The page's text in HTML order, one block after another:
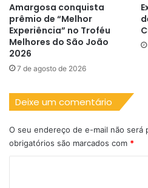
Amargosa conquista
prêmio de “Melhor
Experiência” no Troféu
Melhores do São João
2026
7 de agosto de 2026
Deixe um comentário
O seu endereço de e-mail não será
obrigatórios são marcados com *